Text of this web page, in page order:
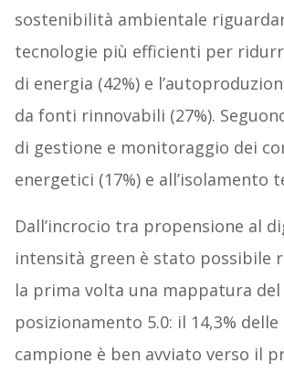
sostenibilità ambientale
tecnologie più efficienti per
di energia (42%) e
da fonti rinnovabili (27%).
di gestione e monitoraggio dei
energetici (17%) e all’isolamento
Dall’incrocio tra propensione al
intensità green è stato possibile
la prima volta una mappatura del
posizionamento 5.0: il 14,3%
campione è ben avviato verso il